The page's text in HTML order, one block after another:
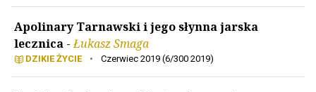
Apolinary Tarnawski i jego słynna jarska
lecznica -Łukasz Smaga
DZIKIE ŻYCIE • Czerwiec 2019 (6/300 2019)